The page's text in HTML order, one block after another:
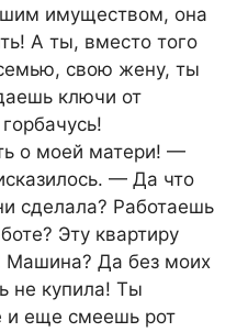
имуществом, она
А ты, вместо того
свою жену, ты
ключи от
о моей матери! —
— Да что
сделала? Работаешь
Эту квартиру
Машина? Да без моих
не купила! Ты
и еще смеешь рот